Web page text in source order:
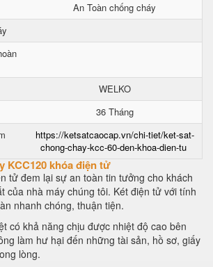
An Toàn chống cháy
WELKO
36 Tháng
https://ketsatcaocap.vn/chi-tiet/ket-sat-
chong-chay-kcc-60-den-khoa-dien-tu
KCC120 khóa điện tử
tử đem lại sự an toàn tin tưởng cho khách
của nhà máy chúng tôi. Két điện tử với tính
nhanh chóng, thuận tiện.
có khả năng chịu được nhiệt độ cao bên
làm hư hại đến những tài sản, hồ sơ, giấy
lòng.